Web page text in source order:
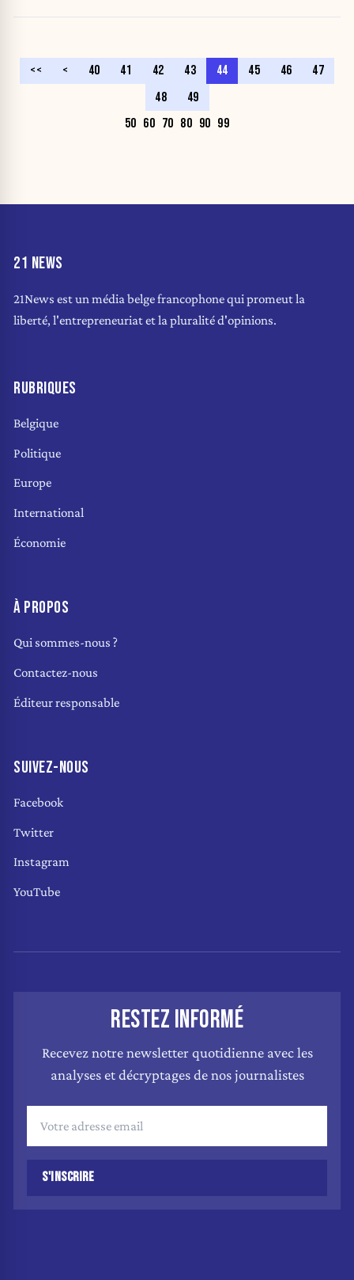
<< < 40 41 42 43 44 45 46
47
48
49
50 60 70 80 90 99
21 NEWS
21News est un média belge francophone qui promeut la
liberté, l'entrepreneuriat et la pluralité d'opinions.
RUBRIQUES
Belgique
Politique
Europe
International
Économie
À PROPOS
Qui sommes-nous ?
Contactez-nous
Éditeur responsable
SUIVEZ-NOUS
Facebook
Twitter
Instagram
YouTube
RESTEZ INFORMÉ
Recevez notre newsletter quotidienne avec les
analyses et décryptages de nos journalistes
S'INSCRIRE